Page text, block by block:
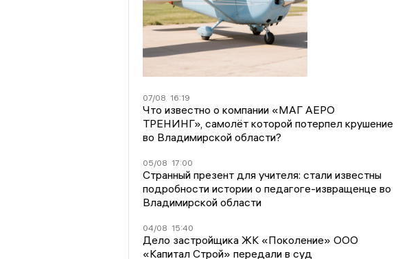
07/08 16:19
Что известно о компании «МАГ АЕРО
ТРЕНИНГ», самолёт которой потерпел крушение
во Владимирской области?
05/08 17:00
Странный презент для учителя: стали известны
подробности истории о педагоге-извращенце во
Владимирской области
04/08 15:40
Дело застройщика ЖК «Поколение» ООО
«Капитал Строй» передали в суд